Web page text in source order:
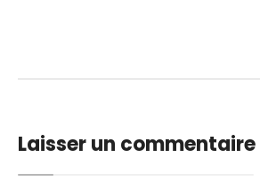
Laisser un commentaire